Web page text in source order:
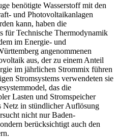
benötigte Wasserstoff mit den
und Photovoltaikanlagen
kann, haben die
für Technische Thermodynamik
im Energie- und
angenommenen
aus, der zu einem Anteil
im jährlichen Strommix führen
Stromsystems verwendeten sie
das die
Lasten und Stromspeicher
Netz in stündlicher Auflösung
nicht nur Baden-
berücksichtigt auch den